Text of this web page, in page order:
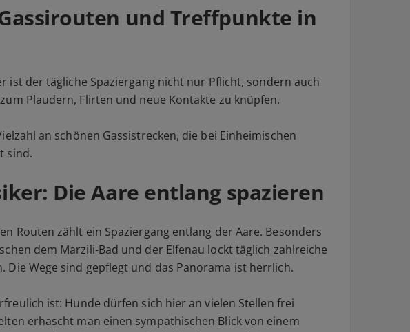
und Treffpunkte in
ist der tägliche Spaziergang nicht nur Pflicht, sondern auch
Plaudern, Flirten und neue Kontakte zu knüpfen.
an schönen Gassistrecken, die bei Einheimischen
sind.
Die Aare entlang spazieren
Routen zählt ein Spaziergang entlang der Aare. Besonders
dem Marzili-Bad und der Elfenau lockt täglich zahlreiche
Die Wege sind gepflegt und das Panorama ist herrlich.
ist: Hunde dürfen sich hier an vielen Stellen frei
erhascht man einen sympathischen Blick von einem